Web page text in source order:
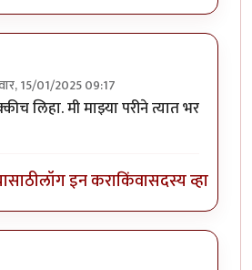
15/01/2025 09:17
भारी माहिती. ही माहितीbyश्रीगुरुजी
लिहा. मी माझ्या परीने त्यात भर
लॉग इन कराकिंवासदस्य व्हा